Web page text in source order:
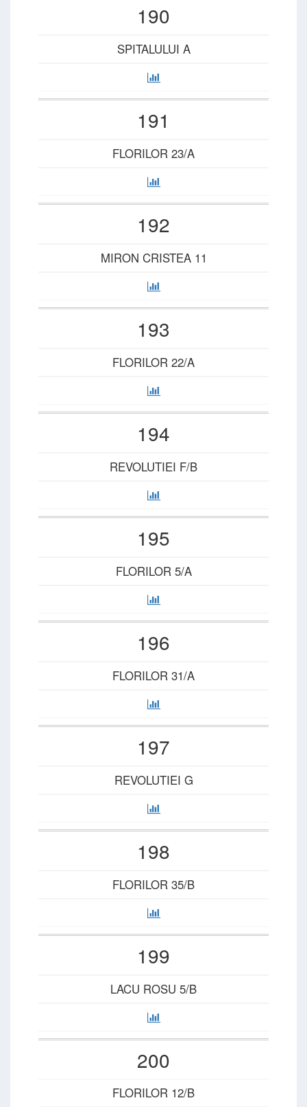
190
SPITALULUI A
191
FLORILOR 23/A
192
MIRON CRISTEA 11
193
FLORILOR 22/A
194
REVOLUTIEI F/B
195
FLORILOR 5/A
196
FLORILOR 31/A
197
REVOLUTIEI G
198
FLORILOR 35/B
199
LACU ROSU 5/B
200
FLORILOR 12/B